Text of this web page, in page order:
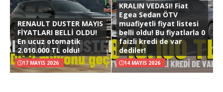
RENAULT DUSTER MAYIS
FİYATLARI BELLİ OLDU!
En ucuz otomatik
2.010.000 TL oldu!
17 MAYIS 2026
KRALIN VEDASI! Fiat
Egea Sedan ÖTV
muafiyetli fiyat listesi
belli oldu! Bu fiyatlarla 0
faizli kredi de var
dediler!
14 MAYIS 2026